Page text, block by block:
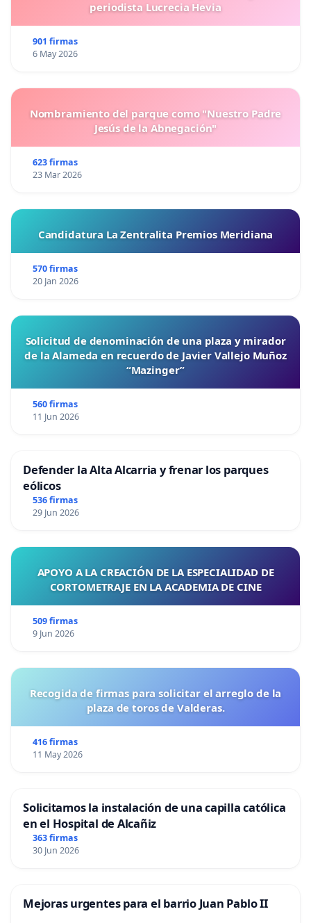
periodista Lucrecia Hevia
901 firmas
6 May 2026
Nombramiento del parque como "Nuestro Padre
Jesús de la Abnegación"
623 firmas
23 Mar 2026
Candidatura La Zentralita Premios Meridiana
570 firmas
20 Jan 2026
Solicitud de denominación de una plaza y mirador
de la Alameda en recuerdo de Javier Vallejo Muñoz
“Mazinger”
560 firmas
11 Jun 2026
Defender la Alta Alcarria y frenar los parques
eólicos
536 firmas
29 Jun 2026
APOYO A LA CREACIÓN DE LA ESPECIALIDAD DE
CORTOMETRAJE EN LA ACADEMIA DE CINE
509 firmas
9 Jun 2026
Recogida de firmas para solicitar el arreglo de la
plaza de toros de Valderas.
416 firmas
11 May 2026
Solicitamos la instalación de una capilla católica
en el Hospital de Alcañiz
363 firmas
30 Jun 2026
Mejoras urgentes para el barrio Juan Pablo II